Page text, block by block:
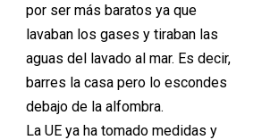
por ser más baratos ya que
lavaban los gases y tiraban las
aguas del lavado al mar. Es decir,
barres la casa pero lo escondes
debajo de la alfombra.
La UE ya ha tomado medidas y